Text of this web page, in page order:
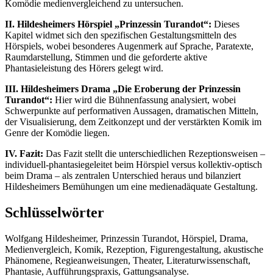
Komödie medienvergleichend zu untersuchen.
II. Hildesheimers Hörspiel „Prinzessin Turandot“: Dieses
Kapitel widmet sich den spezifischen Gestaltungsmitteln des
Hörspiels, wobei besonderes Augenmerk auf Sprache, Paratexte,
Raumdarstellung, Stimmen und die geforderte aktive
Phantasieleistung des Hörers gelegt wird.
III. Hildesheimers Drama „Die Eroberung der Prinzessin
Turandot“: Hier wird die Bühnenfassung analysiert, wobei
Schwerpunkte auf performativen Aussagen, dramatischen Mitteln,
der Visualisierung, dem Zeitkonzept und der verstärkten Komik im
Genre der Komödie liegen.
IV. Fazit: Das Fazit stellt die unterschiedlichen Rezeptionsweisen –
individuell-phantasiegeleitet beim Hörspiel versus kollektiv-optisch
beim Drama – als zentralen Unterschied heraus und bilanziert
Hildesheimers Bemühungen um eine medienadäquate Gestaltung.
Schlüsselwörter
Wolfgang Hildesheimer, Prinzessin Turandot, Hörspiel, Drama,
Medienvergleich, Komik, Rezeption, Figurengestaltung, akustische
Phänomene, Regieanweisungen, Theater, Literaturwissenschaft,
Phantasie, Aufführungspraxis, Gattungsanalyse.